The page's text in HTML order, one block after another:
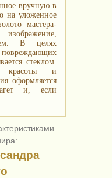
вручную в
на уложенное
мастера-
В целях
стеклом.
и
оформляется
и, если